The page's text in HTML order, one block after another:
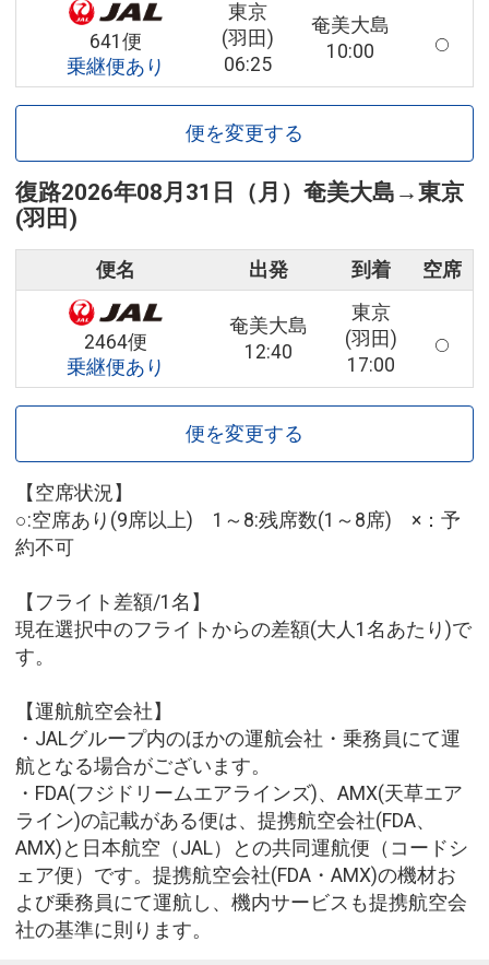
641便
乗継便あり
東京
(羽田)
06:25
奄美大島
10:00
便を変更する
復路2026年08月31日（月） 奄美大島 →東京
(羽田)
便名 出発 到着 空席
2464便
乗継便あり
奄美大島
12:40
東京
(羽田)
17:00
便を変更する
【空席状況】
○:空席あり(9席以上) 1～8:残席数(1～8席) ×：予
約不可
【フライト差額/1名】
現在選択中のフライトからの差額(大人1名あたり)で
す。
【運航航空会社】
・JALグループ内のほかの運航会社・乗務員にて運
航となる場合がございます。
・FDA(フジドリームエアラインズ)、AMX(天草エア
ライン)の記載がある便は、提携航空会社(FDA、
AMX)と日本航空（JAL）との共同運航便（コードシ
ェア便）です。提携航空会社(FDA・AMX)の機材お
よび乗務員にて運航し、機内サービスも提携航空会
社の基準に則ります。